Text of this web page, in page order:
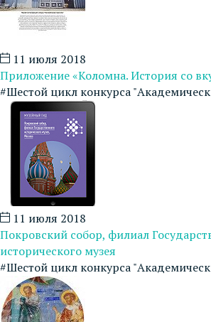
11 июля 2018
Приложение «Коломна. История со
#Шестой цикл конкурса
11 июля 2018
Покровский собор, филиал
исторического музея
#Шестой цикл конкурса